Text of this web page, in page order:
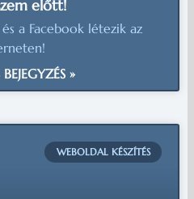
előtt!
a Facebook létezik az
»
WEBOLDAL KÉSZÍTÉS